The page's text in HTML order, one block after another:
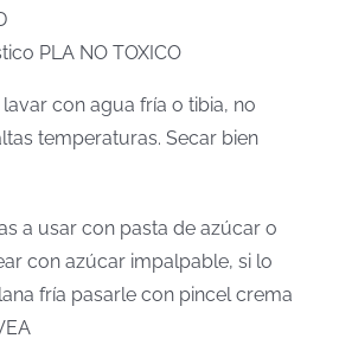
PLA NO TOXICO
lavar con agua fría o tibia, no
temperaturas. Secar bien
a usar con pasta de azúcar o
con azúcar impalpable, si lo
fría pasarle con pincel crema